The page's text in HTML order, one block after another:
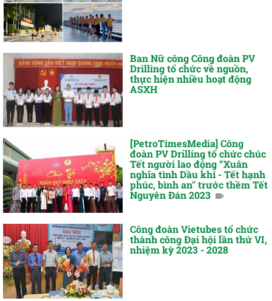
Ban Nữ công Công đoàn PV
Drilling tổ chức về nguồn,
thực hiện nhiều hoạt động
ASXH
[PetroTimesMedia] Công
đoàn PV Drilling tổ chức chúc
Tết người lao động “Xuân
nghĩa tình Dầu khí - Tết hạnh
phúc, bình an" trước thềm Tết
Nguyên Đán 2023
Công đoàn Vietubes tổ chức
thành công Đại hội lần thứ VI,
nhiệm kỳ 2023 - 2028